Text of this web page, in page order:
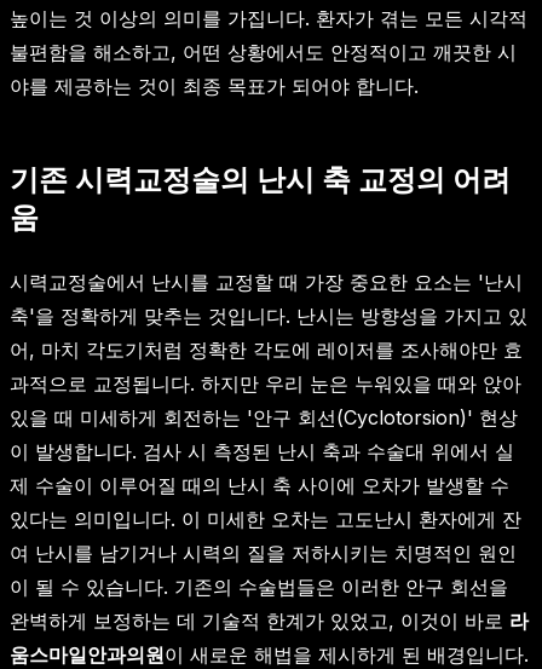
높이는 것 이상의 의미를 가집니다. 환자가 겪는 모든 시각적
불편함을 해소하고, 어떤 상황에서도 안정적이고 깨끗한 시
야를 제공하는 것이 최종 목표가 되어야 합니다.
기존 시력교정술의 난시 축 교정의 어려
움
시력교정술에서 난시를 교정할 때 가장 중요한 요소는 '난시
축'을 정확하게 맞추는 것입니다. 난시는 방향성을 가지고 있
어, 마치 각도기처럼 정확한 각도에 레이저를 조사해야만 효
과적으로 교정됩니다. 하지만 우리 눈은 누워있을 때와 앉아
있을 때 미세하게 회전하는 '안구 회선(Cyclotorsion)' 현상
이 발생합니다. 검사 시 측정된 난시 축과 수술대 위에서 실
제 수술이 이루어질 때의 난시 축 사이에 오차가 발생할 수
있다는 의미입니다. 이 미세한 오차는 고도난시 환자에게 잔
여 난시를 남기거나 시력의 질을 저하시키는 치명적인 원인
이 될 수 있습니다. 기존의 수술법들은 이러한 안구 회선을
완벽하게 보정하는 데 기술적 한계가 있었고, 이것이 바로 라
움스마일안과의원이 새로운 해법을 제시하게 된 배경입니다.